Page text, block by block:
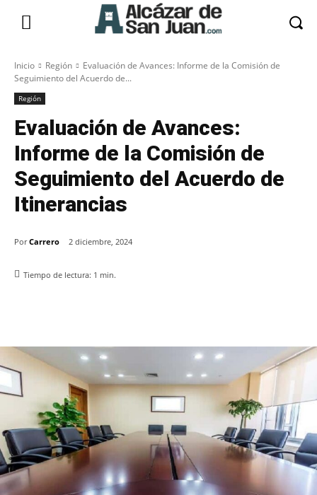
Inicio Región
Evaluación de Avances: Informe de la Comisión de
Seguimiento del Acuerdo de...
Región
Evaluación de Avances:
Informe de la Comisión de
Seguimiento del Acuerdo de
Itinerancias
Por Carrero 2 diciembre, 2024
Tiempo de lectura: 1 min.